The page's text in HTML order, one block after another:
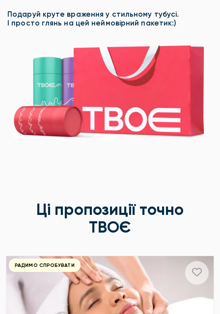
Подаруй круте враження у стильному тубусі.
І просто глянь на цей неймовірний пакетик:)
Ці пропозиції точно
ТВОЄ
РАДИМО СПРОБУВАТИ